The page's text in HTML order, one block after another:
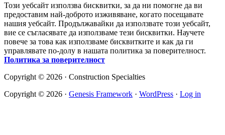
Този уебсайт използва бисквитки, за да ни помогне да ви
предоставим най-доброто изживяване, когато посещавате
нашия уебсайт. Продължавайки да използвате този уебсайт,
вие се съгласявате да използваме тези бисквитки. Научете
повече за това как използваме бисквитките и как да ги
управлявате по-долу в нашата политика за поверителност.
Политика за поверителност
Copyright © 2026 · Construction Specialties
Copyright © 2026 · Genesis Framework · WordPress · Log in